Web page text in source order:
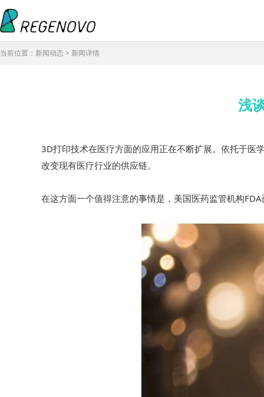
当前位置：新闻动态 > 新闻详情
浅
3D打印技术在医疗方面的应用正在不断扩展。依托于医
改变现有医疗行业的供应链。
在这方面一个值得注意的事情是，美国医药监管机构